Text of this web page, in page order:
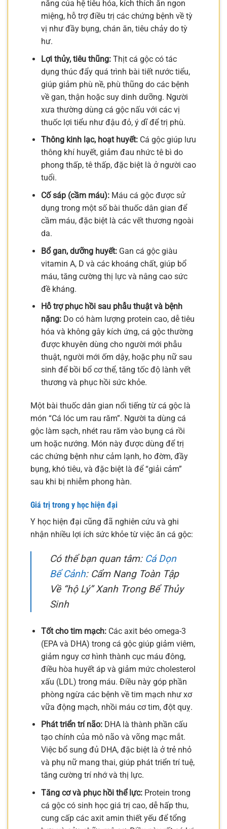
năng của hệ tiêu hóa, kích thích ăn ngon
miệng, hỗ trợ điều trị các chứng bệnh về tỳ
vị như đầy bụng, chán ăn, tiêu chảy do tỳ
hư.
Lợi thủy, tiêu thũng:Thịt cá gộc có tác
dụng thúc đẩy quá trình bài tiết nước tiểu,
giúp giảm phù nề, phù thũng do các bệnh
về gan, thận hoặc suy dinh dưỡng. Người
xưa thường dùng cá gộc nấu với các vị
thuốc lợi tiểu như đậu đỏ, ý dĩ để trị phù.
Thông kinh lạc, hoạt huyết:Cá gộc giúp lưu
thông khí huyết, giảm đau nhức tê bì do
phong thấp, tê thấp, đặc biệt là ở người cao
tuổi.
Cố sáp (cầm máu):Máu cá gộc được sử
dụng trong một số bài thuốc dân gian để
cầm máu, đặc biệt là các vết thương ngoài
da.
Bổ gan, dưỡng huyết:Gan cá gộc giàu
vitamin A, D và các khoáng chất, giúp bổ
máu, tăng cường thị lực và nâng cao sức
đề kháng.
Hỗ trợ phục hồi sau phẫu thuật và bệnh
nặng:Do có hàm lượng protein cao, dễ tiêu
hóa và không gây kích ứng, cá gộc thường
được khuyên dùng cho người mới phẫu
thuật, người mới ốm dậy, hoặc phụ nữ sau
sinh để bồi bổ cơ thể, tăng tốc độ lành vết
thương và phục hồi sức khỏe.
Một bài thuốc dân gian nổi tiếng từ cá gộc là
món “Cá lóc um rau răm”. Người ta dùng cá
gộc làm sạch, nhét rau răm vào bụng cá rồi
um hoặc nướng. Món này được dùng để trị
các chứng bệnh như cảm lạnh, ho đờm, đầy
bụng, khó tiêu, và đặc biệt là để “giải cảm”
sau khi bị nhiễm phong hàn.
Giá trị trong y học hiện đại
Y học hiện đại cũng đã nghiên cứu và ghi
nhận nhiều lợi ích sức khỏe từ việc ăn cá gộc:
Có thể bạn quan tâm: Cá Dọn
Bể Cảnh: Cẩm Nang Toàn Tập
Về “hộ Lý” Xanh Trong Bể Thủy
Sinh
Tốt cho tim mạch:Các axit béo omega-3
(EPA và DHA) trong cá gộc giúp giảm viêm,
giảm nguy cơ hình thành cục máu đông,
điều hòa huyết áp và giảm mức cholesterol
xấu (LDL) trong máu. Điều này góp phần
phòng ngừa các bệnh về tim mạch như xơ
vữa động mạch, nhồi máu cơ tim, đột quỵ.
Phát triển trí não:DHA là thành phần cấu
tạo chính của mô não và võng mạc mắt.
Việc bổ sung đủ DHA, đặc biệt là ở trẻ nhỏ
và phụ nữ mang thai, giúp phát triển trí tuệ,
tăng cường trí nhớ và thị lực.
Tăng cơ và phục hồi thể lực:Protein trong
cá gộc có sinh học giá trị cao, dễ hấp thu,
cung cấp các axit amin thiết yếu để tổng